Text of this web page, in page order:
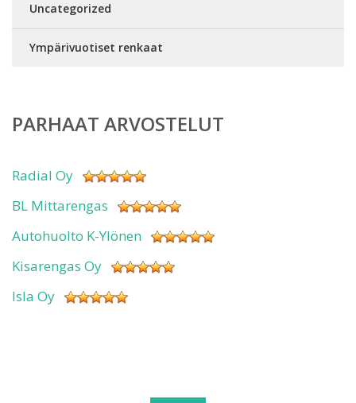
Uncategorized
Ympärivuotiset renkaat
PARHAAT ARVOSTELUT
Radial Oy
BL Mittarengas
Autohuolto K-Ylönen
Kisarengas Oy
Isla Oy